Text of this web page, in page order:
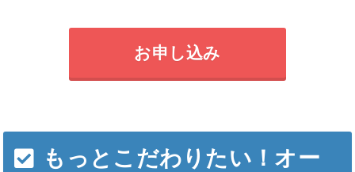
お申し込み
もっとこだわりたい！オー